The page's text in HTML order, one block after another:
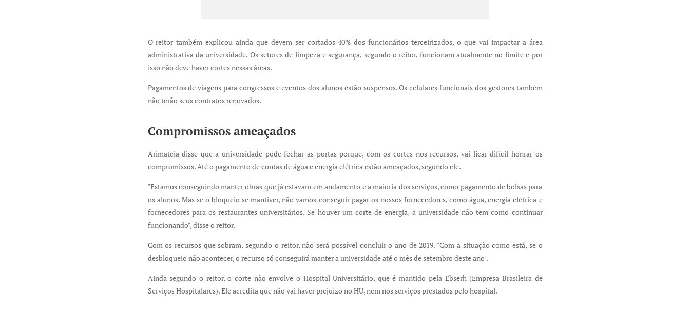
O reitor também explicou ainda que devem ser cortados 40% dos funcionários terceirizados, o que vai impactar a área
administrativa da universidade. Os setores de limpeza e segurança, segundo o reitor, funcionam atualmente no limite e por
isso não deve haver cortes nessas áreas.
Pagamentos de viagens para congressos e eventos dos alunos estão suspensos. Os celulares funcionais dos gestores também
não terão seus contratos renovados.
Compromissos ameaçados
Arimateia disse que a universidade pode fechar as portas porque, com os cortes nos recursos, vai ficar difícil honrar os
compromissos. Até o pagamento de contas de água e energia elétrica estão ameaçados, segundo ele.
"Estamos conseguindo manter obras que já estavam em andamento e a maioria dos serviços, como pagamento de bolsas para
os alunos. Mas se o bloqueio se mantiver, não vamos conseguir pagar os nossos fornecedores, como água, energia elétrica e
fornecedores para os restaurantes universitários. Se houver um corte de energia, a universidade não tem como continuar
funcionando", disse o reitor.
Com os recursos que sobram, segundo o reitor, não será possível concluir o ano de 2019. "Com a situação como está, se o
desbloqueio não acontecer, o recurso só conseguirá manter a universidade até o mês de setembro deste ano".
Ainda segundo o reitor, o corte não envolve o Hospital Universitário, que é mantido pela Ebserh (Empresa Brasileira de
Serviços Hospitalares). Ele acredita que não vai haver prejuízo no HU, nem nos serviços prestados pelo hospital.